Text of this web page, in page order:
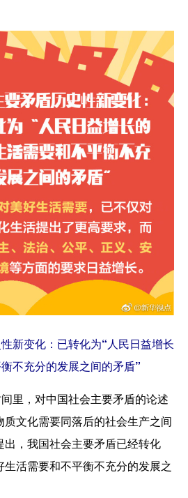
新变化：已转化为“人民日益增长
不充分的发展之间的矛盾”
，对中国社会主要矛盾的论述
质文化需要同落后的社会生产之间
出，我国社会主要矛盾已经转化
生活需要和不平衡不充分的发展之